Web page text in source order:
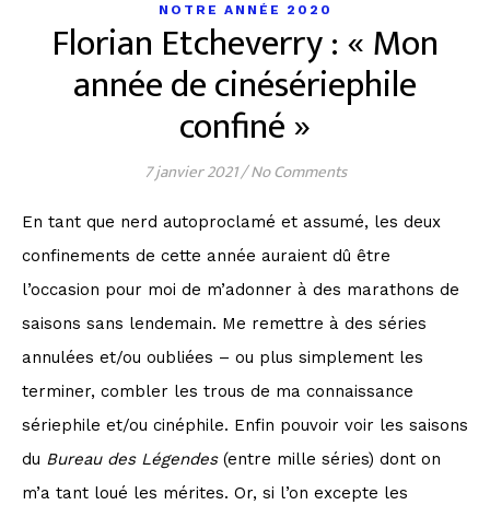
NOTRE ANNÉE 2020
Florian Etcheverry : « Mon
année de cinésériephile
confiné »
7 janvier 2021/No Comments
En tant que nerd autoproclamé et assumé, les deux
confinements de cette année auraient dû être
l’occasion pour moi de m’adonner à des marathons de
saisons sans lendemain. Me remettre à des séries
annulées et/ou oubliées – ou plus simplement les
terminer, combler les trous de ma connaissance
sériephile et/ou cinéphile. Enfin pouvoir voir les saisons
du Bureau des Légendes (entre mille séries) dont on
m’a tant loué les mérites. Or, si l’on excepte les